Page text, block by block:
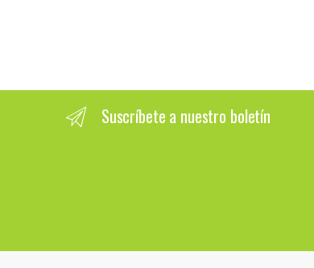
Suscríbete a nuestro boletín